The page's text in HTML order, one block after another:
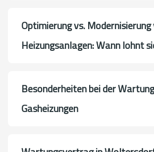
Optimierung vs.
Heizungsanlagen: Wann lohnt
Besonderheiten bei der
Gasheizungen